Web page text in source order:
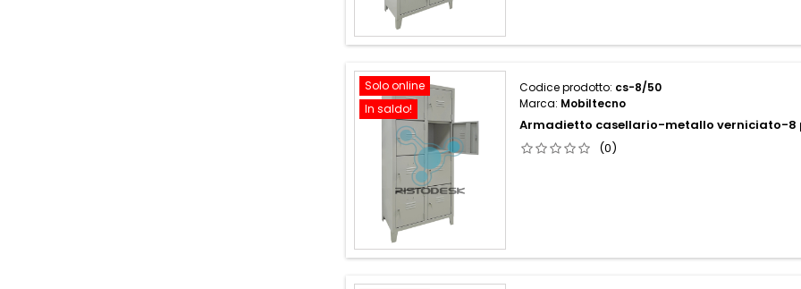
Solo online
In saldo!
Codice prodotto: cs-8/50
Marca: Mobiltecno
Armadietto casellario-metallo verniciato-8
(0)